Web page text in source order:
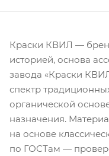
Краски КВИЛ —
историей, основа
завода «Краски
спектр
органической
назначения.
на основе
по ГОСТам —